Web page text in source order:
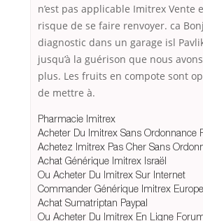
n’est pas applicable Imitrex Vente
risque de se faire renvoyer. ca
diagnostic dans un garage isl
jusqu’à la guérison que nous
plus. Les fruits en compote sont
de mettre à.
Pharmacie Imitrex
Acheter Du Imitrex Sans Ordonnance
Achetez Imitrex Pas Cher Sans
Achat Générique Imitrex Israël
Ou Acheter Du Imitrex Sur Internet
Commander Générique Imitrex Europe
Achat Sumatriptan Paypal
Ou Acheter Du Imitrex En Ligne